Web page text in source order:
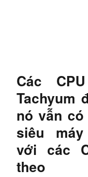
Các
Tachyum
nó vẫn
siêu máy
với các
theo